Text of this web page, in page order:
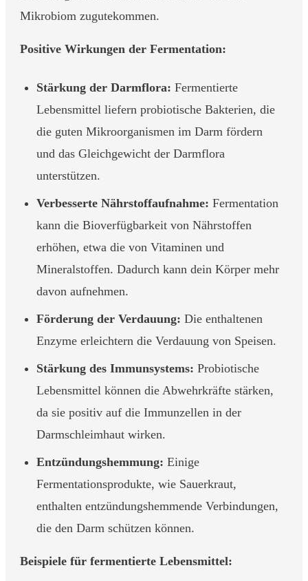
Mikrobiom zugutekommen.
Positive Wirkungen der Fermentation:
Stärkung der Darmflora: Fermentierte
Lebensmittel liefern probiotische Bakterien, die
die guten Mikroorganismen im Darm fördern
und das Gleichgewicht der Darmflora
unterstützen.
Verbesserte Nährstoffaufnahme: Fermentation
kann die Bioverfügbarkeit von Nährstoffen
erhöhen, etwa die von Vitaminen und
Mineralstoffen. Dadurch kann dein Körper mehr
davon aufnehmen.
Förderung der Verdauung: Die enthaltenen
Enzyme erleichtern die Verdauung von Speisen.
Stärkung des Immunsystems: Probiotische
Lebensmittel können die Abwehrkräfte stärken,
da sie positiv auf die Immunzellen in der
Darmschleimhaut wirken.
Entzündungshemmung: Einige
Fermentationsprodukte, wie Sauerkraut,
enthalten entzündungshemmende Verbindungen,
die den Darm schützen können.
Beispiele für fermentierte Lebensmittel: